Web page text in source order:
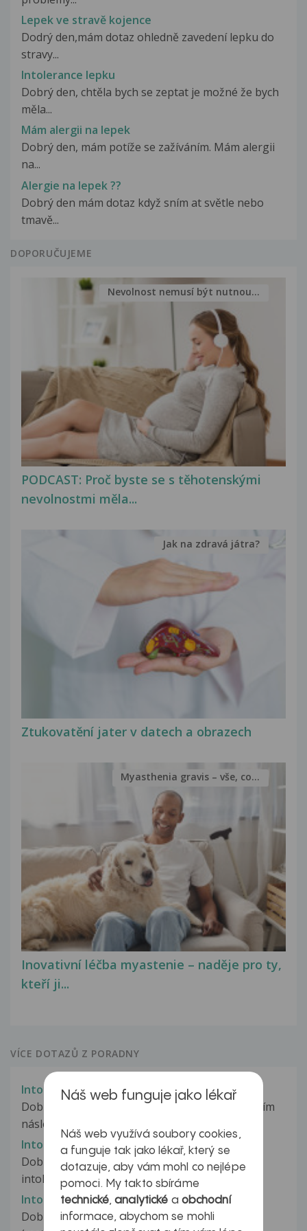
Lepek ve stravě kojence
Dodrý den,mám dotaz ohledně zavedení lepku do
stravy...
Intolerance lepku
Dobrý den, chtěla bych se zeptat je možné že bych
měla...
Mám alergii na lepek
Dobrý den, mám potíže se zažíváním. Mám alergii
na...
Alergie na lepek ??
Dobrý den mám dotaz když sním at světle nebo
tmavě...
DOPORUČUJEME
PODCAST: Proč byste se s těhotenskými
nevolnostmi měla...
Nevolnost nemusí být nutnou...
Ztukovatění jater v datech a obrazech
Jak na zdravá játra?
Inovativní léčba myastenie – naděje pro ty,
kteří ji...
Myasthenia gravis – vše, co...
VÍCE DOTAZŮ Z PORADNY
Intolerance laktózy
Dobrý den pane doktore, měl bych na Vás prosím
následující dotaz: Minulý...
Intolerance laktózy
Dobry den, Mam dotaz ohladom diagnozy
intolerancia laktozy.Mam 22 rokov a na...
Intolerance laktózy
Dobrý den, kvůli táhlým problémům s trávením
Náš web funguje jako lékař
Náš web využívá soubory cookies,
a funguje tak jako lékař, který se
dotazuje, aby vám mohl co nejlépe
pomoci. My takto sbíráme
technické,analytické a obchodní
informace, abychom se mohli